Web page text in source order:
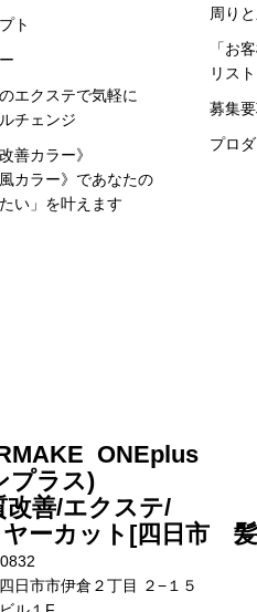
ト
エクステで気軽に
チェンジ
善カラー》
カラー》 であなたの
たい」を叶えます
周り
「お
リス
募集
プロ
ONEplus
プラス)
改善/エクステ/
ヤーカット[四日市
日市市伊倉２丁目 ２−１５